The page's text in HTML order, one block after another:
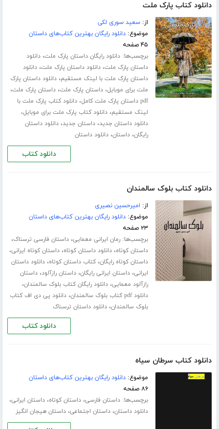
دانلود کتاب پارک ملت
از:سعید سوری لکی
موضوع:دانلود رایگان بهترین کتاب‌های داستان
۴۵ صفحه
برچسب‌ها:دانلود رایگان داستان پارک ملت،دانلود
داستان پارک ملت،دانلود داستان پارک ملت،دانلود
داستان پارک ملت با لینک مستقیم،دانلود داستان پارک
ملت برای موبایل،داستان پارک ملت،داستان پارک ملت،
pdf داستان پارک ملت کامل ،دانلود کتاب پارک ملت با
لینک مستقیم،دانلود کتاب پارک ملت برای موبایل،
دانلود داستان جدید،داستان جدید،دانلود داستان
رایگان،داستان،دانلود داستان
دانلود کتاب
دانلود کتاب بلوک سالمندان
از: امیرحسین نصیری
موضوع:دانلود رایگان بهترین کتاب‌های داستان
۲۳ صفحه
برچسب‌ها:رمان ایرانی معمایی،داستان فارسی ترسناک،
داستان کوتاه،دانلود داستان کوتاه،داستان کوتاه ایرانی،
داستان کوتاه رایگان،کتاب داستان کوتاه،دانلود داستان
ایرانی،داستان ایرانی رایگان،داستان رازآلود،داستان
رازآلود معمایی،دانلود رایگان کتاب بلوک سالمندان،
دانلود pdf کتاب بلوک سالمندان ،دانلود پی دی اف کتاب
بلوک سالمندان،دانلود داستان ترسناک
دانلود کتاب
دانلود کتاب سرطان سیاه
موضوع:دانلود رایگان بهترین کتاب‌های داستان
۸۶ صفحه
برچسب‌ها:داستان فارسی،داستان کوتاه،داستان ایرانی،
دانلود داستان،داستان اجتماعی،داستان هیجان انگیز